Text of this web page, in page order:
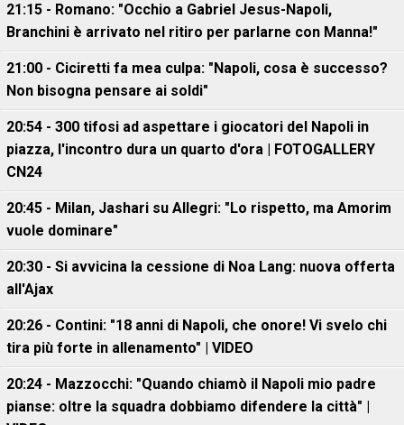
21:15 - Romano: "Occhio a Gabriel Jesus-Napoli,
Branchini è arrivato nel ritiro per parlarne con Manna!"
21:00 - Ciciretti fa mea culpa: "Napoli, cosa è successo?
Non bisogna pensare ai soldi"
20:54 - 300 tifosi ad aspettare i giocatori del Napoli in
piazza, l'incontro dura un quarto d'ora | FOTOGALLERY
CN24
20:45 - Milan, Jashari su Allegri: "Lo rispetto, ma Amorim
vuole dominare"
20:30 - Si avvicina la cessione di Noa Lang: nuova offerta
all'Ajax
20:26 - Contini: "18 anni di Napoli, che onore! Vi svelo chi
tira più forte in allenamento" | VIDEO
20:24 - Mazzocchi: "Quando chiamò il Napoli mio padre
pianse: oltre la squadra dobbiamo difendere la città" |